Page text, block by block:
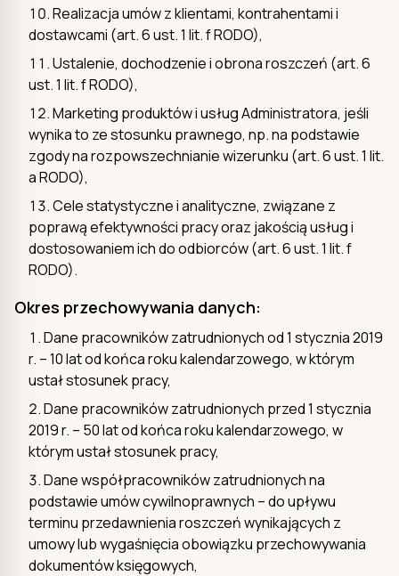
Realizacja umów z klientami, kontrahentami i
dostawcami (art. 6 ust. 1 lit. f RODO),
Ustalenie, dochodzenie i obrona roszczeń (art. 6
ust. 1 lit. f RODO),
Marketing produktów i usług Administratora, jeśli
wynika to ze stosunku prawnego, np. na podstawie
zgody na rozpowszechnianie wizerunku (art. 6 ust. 1 lit.
a RODO),
Cele statystyczne i analityczne, związane z
poprawą efektywności pracy oraz jakością usług i
dostosowaniem ich do odbiorców (art. 6 ust. 1 lit. f
RODO).
Okres przechowywania danych:
Dane pracowników zatrudnionych od 1 stycznia 2019
r. – 10 lat od końca roku kalendarzowego, w którym
ustał stosunek pracy,
Dane pracowników zatrudnionych przed 1 stycznia
2019 r. – 50 lat od końca roku kalendarzowego, w
którym ustał stosunek pracy,
Dane współpracowników zatrudnionych na
podstawie umów cywilnoprawnych – do upływu
terminu przedawnienia roszczeń wynikających z
umowy lub wygaśnięcia obowiązku przechowywania
dokumentów księgowych,